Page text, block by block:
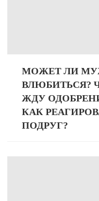
МОЖЕТ ЛИ
ВЛЮБИТЬСЯ?
ЖДУ
КАК
ПОДРУГ?